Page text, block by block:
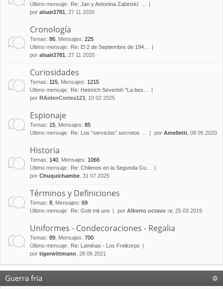
Último mensaje:
Re: Jan y Antonina Zabinski: …
por alsair2781 , 27 11 2020
Cronología
Temas: 86 Mensajes: 225
Último mensaje:
Re: El 2 de Septiembre de 194…
por alsair2781 , 27 11 2020
Curiosidades
Temas: 115 Mensajes: 1215
Último mensaje:
Re: Heinrich Severloh "La bes…
por RAidenCortes123 , 10 02 2025
Espionaje
Temas: 15 Mensajes: 85
Último mensaje:
Re: Los “servicios” secretos … por Amelletti , 08 05 2020
Historia
Temas: 140 Mensajes: 1066
Último mensaje:
Re: Chilenos en la Segunda Gu…
por Chuquichambe , 31 07 2025
Términos y Definiciones
Temas: 8 Mensajes: 69
Último mensaje:
Re: Gott mit uns por Alberto octavo :v , 25 03 2019
Uniformes - Condecoraciones - Regalia
Temas: 89 Mensajes: 700
Último mensaje:
Re: Laminas - Los Freikorps
por tigerwittmann , 28 06 2021
Guerra fría